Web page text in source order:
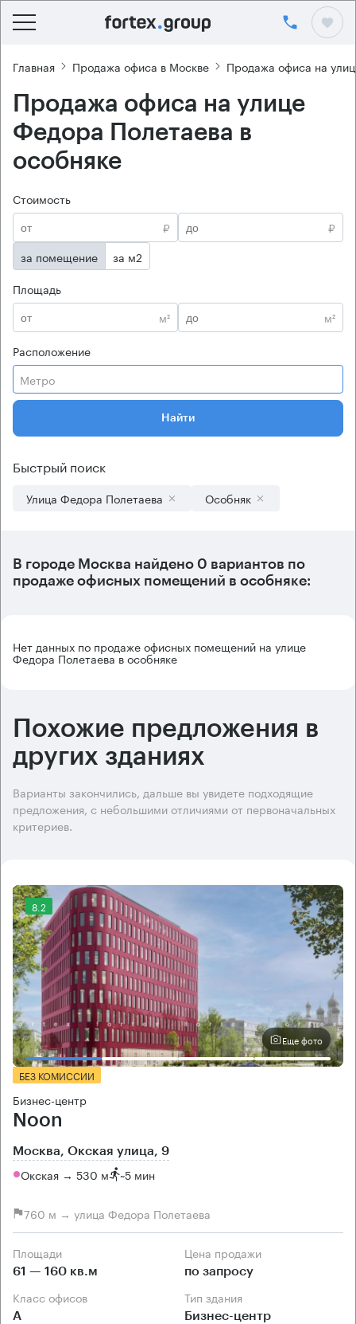
Главная Продажа офиса в Москве Продажа офиса на
Продажа офиса на улице
Федора Полетаева в
особняке
Стоимость
₽
₽
за помещение
за м2
Площадь
м²
м²
Расположение
Метро
Найти
Быстрый поиск
Улица Федора Полетаева Особняк
В городе Москва найдено 0 вариантов по
продаже офисных помещений в особняке:
Нет данных по продаже офисных помещений на улице
Федора Полетаева в особняке
Похожие предложения в
других зданиях
Варианты закончились, дальше вы увидете подходящие
предложения, с небольшими отличиями от первоначальных
критериев.
8.2
Еще фото
БЕЗ КОМИССИИ
Бизнес-центр
Noon
Москва, Окская улица, 9
Окская → 530 м ~5 мин
760 м → улица Федора Полетаева
Площади
61 — 160 кв.м
Цена продажи
по запросу
Класс офисов
А
Тип здания
Бизнес-центр